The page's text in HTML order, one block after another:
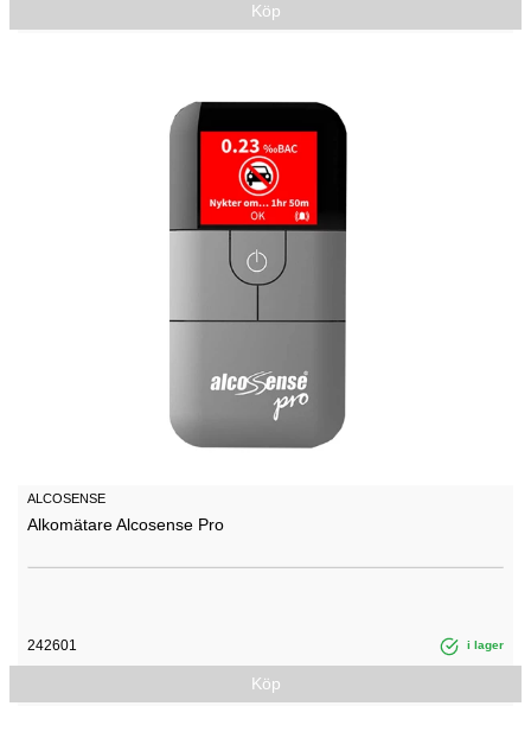
Köp
ALCOSENSE
Alkomätare Alcosense Pro
242601 i lager
Köp